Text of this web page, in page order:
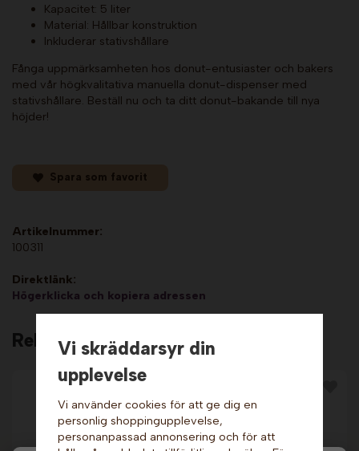
Kapacitet: 5 liter
Material: Hållbar konstruktion
Inkluderar stativshållare
Fånga uppmärksamheten hos donut-entusiaster och bakers
med vår högkvalitativa manuella donut-dispenser med
stativshållare. Beställ nu och ta ditt donut-bakande till nya
höjder!
Spara som favorit
Artikelnummer:
100311
Direktlänk:
Högerklicka och kopiera adressen
Relaterade produkter
Vi skräddarsyr din
upplevelse
Vi använder cookies för att ge dig en
personlig shoppingupplevelse,
personanpassad annonsering och för att